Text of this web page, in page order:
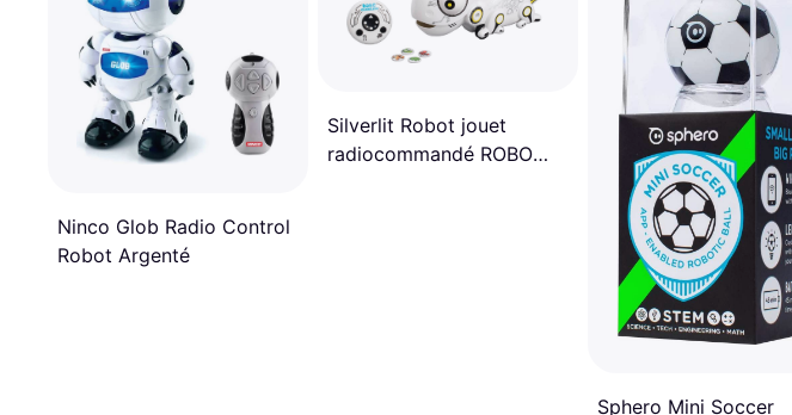
Ninco Glob Radio Control
Robot Argenté
Silverlit Robot jouet
radiocommandé ROBO
Sphero Mini Soccer